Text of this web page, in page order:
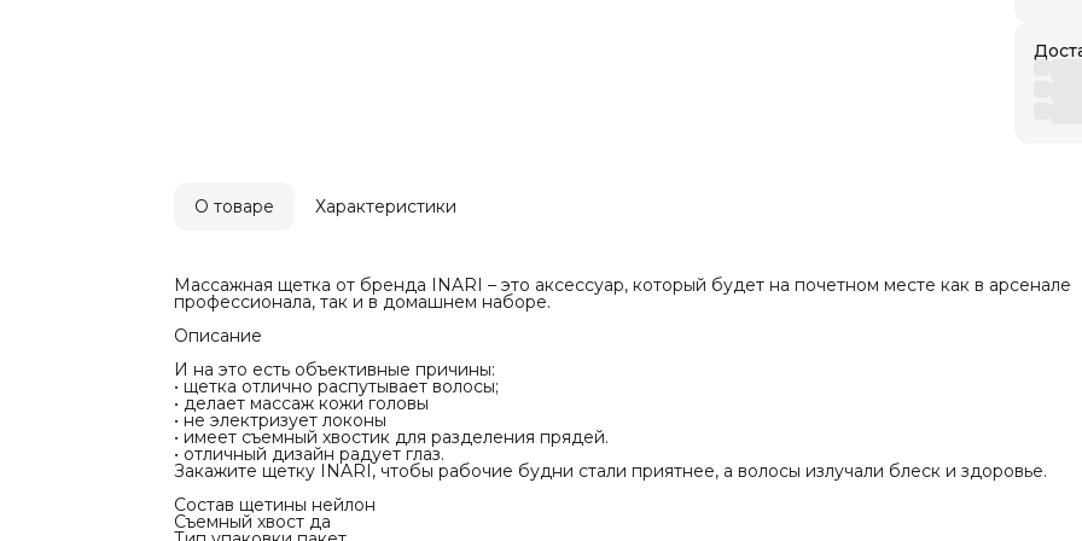
О товаре Характеристики
Массажная щетка от бренда INARI – это аксессуар, который будет на почетном месте как в арсенале
профессионала, так и в домашнем наборе.
Описание
И на это есть объективные причины:
• щетка отлично распутывает волосы;
• делает массаж кожи головы
• не электризует локоны
• имеет съемный хвостик для разделения прядей.
• отличный дизайн радует глаз.
Закажите щетку INARI, чтобы рабочие будни стали приятнее, а волосы излучали блеск и здоровье.
Состав щетины нейлон
Съемный хвост да